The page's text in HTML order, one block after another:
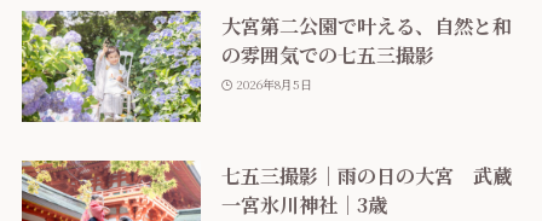
大宮第二公園で叶える、自然と和
の雰囲気での七五三撮影
2026年8月5日
七五三撮影｜雨の日の大宮 武蔵
一宮氷川神社｜3歳